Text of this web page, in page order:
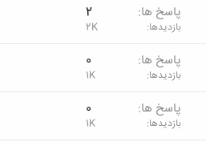
پاسخ ها 2
بازدیدها 2K
پاسخ ها 0
بازدیدها 1K
پاسخ ها 0
بازدیدها 1K